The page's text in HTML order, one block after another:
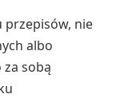
przepisów, nie
albo
za sobą